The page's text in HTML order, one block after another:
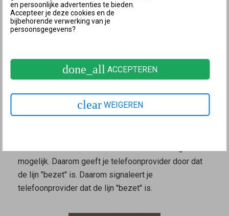
gesprek (busy on busy)" ("Oproep afwijzen bij
bezet (busy on busy") uit.
Als hetzelfde telefoonnummer wordt gebruikt voor
beide oproepen, moeten via dit telefoonnummer twee
verbindingen tegelijkertijd mogelijk zijn. Dit is
doorgaans het geval bij internettelefoonnummers, bij
mogelijk. Daarom geeft je telefoonprovider door dat
de lijn "bezet" is. Daarom signaleert je
telefoonprovider dat de lijn "bezet" is.
en persoonlijke advertenties te bieden.
Accepteer je deze cookies en de
bijbehorende verwerking van je
persoonsgegevens?
done_all ACCEPTEREN
clear WEIGEREN